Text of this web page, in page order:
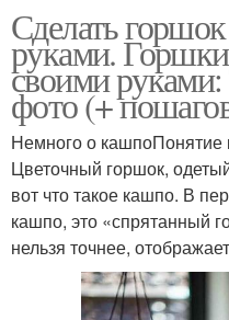
Сделать
руками.
своими
фото (+
Немного о кашпоПонятие
Цветочный горшок,
вот что такое кашпо. В
кашпо, это «спрятанный
нельзя точнее,